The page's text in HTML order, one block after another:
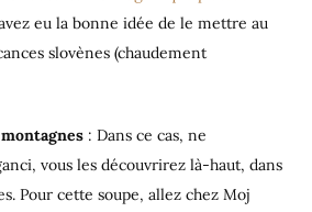
eu la bonne idée de le mettre au
slovènes (chaudement
: Dans ce cas, ne
vous les découvrirez là-haut, dans
Pour cette soupe, allez chez Moj